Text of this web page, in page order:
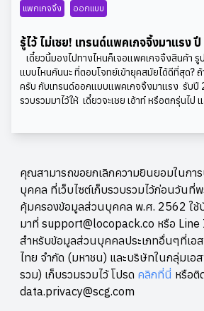
รูปภาพ: ไม่ว่าจะภาพพรีเซนเตอร์ ภาพส่วนประ
จัดเตรียมไว้ให้พร้อมก่อนเริ่มต้นการออกแบบ เค
บาร์โค้ด เครื่องหมายการค้า เครื่องหมายรับรอง
อาทิ ข้อมูลตามกฎหมาย ที่อาจต้องเปลี่ยนแปลงภ
ที่ไม่แน่นอน (ซึ่งคุณไม่อาจจำเป็นต้องปริ้นท์ลงบ
อย่าลืมเหลือเนื้อที่ สำหรับการเพิ่มเติมเนื้อหาใน
สติ๊กเกอร์ หรือปริ๊นท์ลงในภายหลังด้วยนะครับ)
ขอให้รวบรวมแพคเกจจิ้งที่ชอบ เห็นทีไรถูกใจทุก
ไว้หลายๆแบบ อาจใช้วิธีการถ่ายภาพ ครอปภา
นึกถึงวัสดุสำหรับทำแพคเกจจิ้งของคุณด้วย เพ
ประมาณ งบประมาณการผลิต และต้นทุนของแพ
ที่ต้องคำนึงถึงก่อนเริ่มลงมือออกแบบ ทั้งนี้ต้นทุน
ของการผลิตแพคเกจจิ้งที่ว่า จะแบ่งออกได้เป็น
เบื้องต้นเพื่อการออกแบบ ครอบคลุมถึง ค่าจ้าง
ใช้จ่ายในหมวดนี้ มักจ่ายกันเพียงครั้งเดียวเพื่อก
ชิ้น ซึ่งรวมถึงค่าวัสดุและค่าแรงงานที่ใช้ต่อแพ
อย่าลืมว่า งบประมาณที่ถูกกว่าใช่ว่าดีกว่าเสมอไป
คุณภาพดี การออกแบบมีคุณภาพ จะสามารถสร้
สินค้าให้ดูโดดเด่นกว่าแบรนด์คู่แข่งอย่างไรก็ตาม
แพกเกจจิ้ง ออกแบบ
รู้ไว้ ไม่เชย! เทรนด์แพคเกจจิ้งมาแรง
แบบไหนกันนะ ที่ตอบโจทย์เข้ายุคสมัยได้ดีที่สุด?
ครับ กับเทรนด์ออกแบบแพคเกจจิ้งมาแรง รับปี
รวบรวมมาไว้ให้ เดี๋ยวจะเชย เอ้าท์ หรือตกรุ่นไป
1. เรียบง่ายสไตล์มินิมัลเทรนด์การออกแบบสไต
การเสาะหา สัญลักษณ์ เครื่องหมาย ที่เชื่อมโยงไ
สื่อได้ชัดว่า สินค้าชนิดนี้คืออะไร ทำงานอย่างไร ไ
จิ้งข้อความน้อย ดูเรียบง่ายได้มากนั่นเอง2. อบอุ่
ตกเทรนด์กันไปนาน สำหรับปี 2018 นี้นั้น ความฮ
เทล” กำลังกลับมาอีกครั้ง! ด้วยโทนสีอบอุ่น แฝงค
ให้แพคเกจจิ้งที่ใช้สีพาสเทล ดูเป็นสินค้าที่เป็นมิ
คุณสมบัติของสีพาสเทลคือการทำหน้าที่เสมือนเป็น
ซึ่งแสงสว่างนี่ไงครับที่เป็นพลังงานดึงดูดผู้บริโภ
ลายเส้นดูเดิ้ลDoodle หรือ ลายเส้นขยุกขยิก ที่ก
ได้ถูกจัดระบบเข้าเป็นดีไซน์แพคเกจจิ้งที่อินเทรน
คุณสามารถขอยกเลิกความยินยอมในกา
บุคคล ที่เว็บไซต์เก็บรวบรวมไว้ก่อนวันที่
คุ้มครองข้อมูลส่วนบุคคล พ.ศ. 2562 ใช้
มาที่ support@locopack.co หรือ
สำหรับข้อมูลส่วนบุคคลประเภทอื่นๆที่เ
ไทย จำกัด (มหาชน) และบริษัทในกลุ่มเอ
รวม) เก็บรวมรวมไว้ โปรด คลิกที่นี่ หรือติ
data.privacy@scg.com